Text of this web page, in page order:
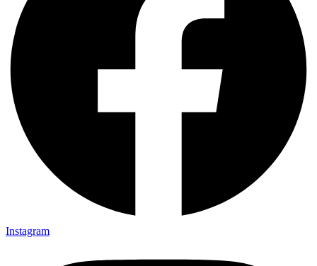
Instagram